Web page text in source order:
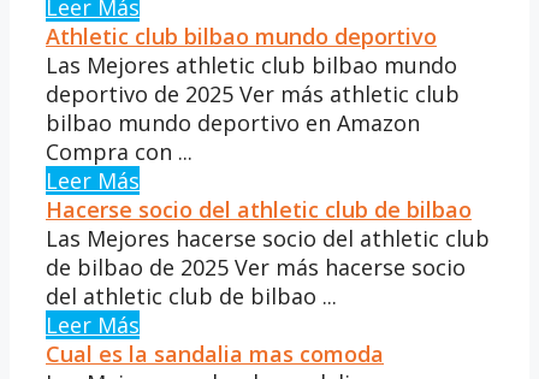
Leer Más
Athletic club bilbao mundo deportivo
Las Mejores athletic club bilbao mundo
deportivo de 2025 Ver más athletic club
bilbao mundo deportivo en Amazon
Compra con ...
Leer Más
Hacerse socio del athletic club de bilbao
Las Mejores hacerse socio del athletic club
de bilbao de 2025 Ver más hacerse socio
del athletic club de bilbao ...
Leer Más
Cual es la sandalia mas comoda